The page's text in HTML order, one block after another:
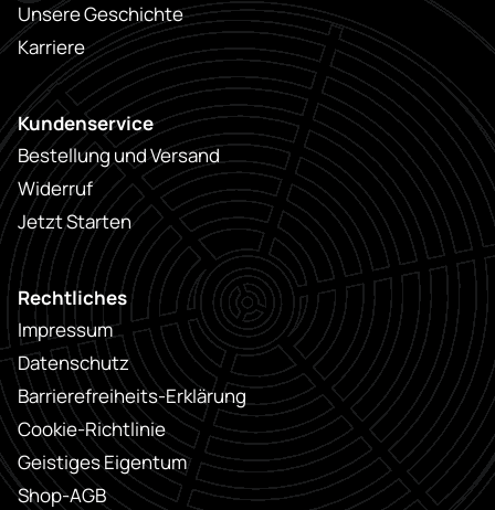
Unsere Geschichte
Karriere
Kundenservice
Bestellung und Versand
Widerruf
Jetzt Starten
Rechtliches
Impressum
Datenschutz
Barrierefreiheits-Erklärung
Cookie-Richtlinie
Geistiges Eigentum
Shop-AGB